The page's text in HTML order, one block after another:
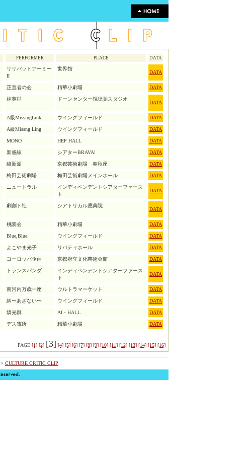
PERFORMER PLACE DATA
リリパットアーミー
II
世界館
DATA
正直者の会 精華小劇場 DATA
林英世 ドーンセンター視聴覚スタジオ
DATA
A級MissingLink ウイングフィールド DATA
A級Missng Ling ウイングフィールド DATA
MONO HEP HALL DATA
新感線 シアターBRAVA! DATA
維新派 京都芸術劇場 春秋座 DATA
梅田芸術劇場 梅田芸術劇場メインホール DATA
ニュートラル
インディペンデントシアターファース
ト
DATA
劇創ト社 シアトリカル應典院
DATA
桃園会 精華小劇場 DATA
Blue,Blue. ウイングフィールド DATA
よこやま光子 リバティホール DATA
ヨーロッパ企画 京都府立文化芸術会館 DATA
トランスパンダ
インディペンデントシアターファース
ト
DATA
南河内万歳一座 ウルトラマーケット DATA
糾〜あざない〜 ウイングフィールド DATA
燐光群 AI・HALL DATA
デス電所 精華小劇場 DATA
PAGE [1] [2] [3] [4] [5] [6] [7] [8] [9] [10] [11] [12] [13] [14] [15] [16]
> CULTURE CRITIC CLIP